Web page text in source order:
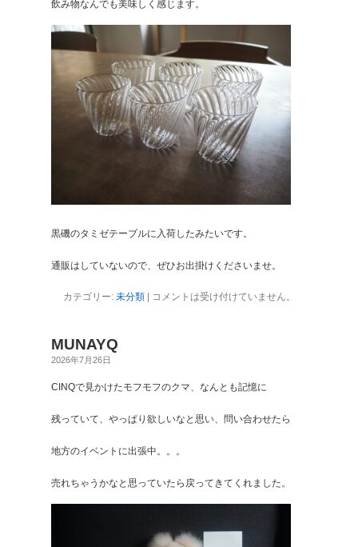
飲み物なんでも美味しく感じます。
黒磯のタミゼテーブルに入荷したみたいです。
通販はしていないので、ぜひお出掛けくださいませ。
カテゴリー: 未分類| コメントは受け付けていません。
MUNAYQ
2026年7月26日
CINQで見かけたモフモフのクマ、なんとも記憶に
残っていて、やっぱり欲しいなと思い、問い合わせたら
地方のイベントに出張中。。。
売れちゃうかなと思っていたら戻ってきてくれました。